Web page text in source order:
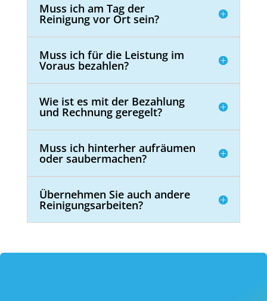
Muss ich am Tag der
Reinigung vor Ort sein?
Muss ich für die Leistung im
Voraus bezahlen?
Wie ist es mit der Bezahlung
und Rechnung geregelt?
Muss ich hinterher aufräumen
oder saubermachen?
Übernehmen Sie auch andere
Reinigungsarbeiten?